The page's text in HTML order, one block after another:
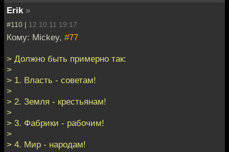
Erik »
#110 | 12.10.11 19:17
Кому: Mickey, #77
> Должно быть примерно так:
>
> 1. Власть - советам!
>
> 2. Земля - крестьянам!
>
> 3. Фабрики - рабочим!
>
> 4. Мир - народам!